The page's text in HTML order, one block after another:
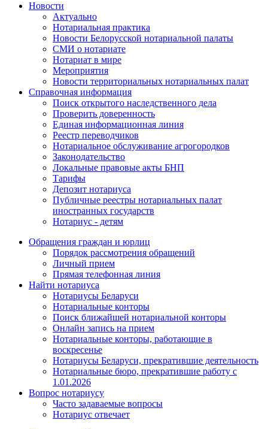
Новости
Актуально
Нотариальная практика
Новости Белорусской нотариальной палаты
СМИ о нотариате
Нотариат в мире
Мероприятия
Новости территориальных нотариальных палат
Справочная информация
Поиск открытого наследственного дела
Проверить доверенность
Единая информационная линия
Реестр переводчиков
Нотариальное обслуживание агрогородков
Законодательство
Локальные правовые акты БНП
Тарифы
Депозит нотариуса
Публичные реестры нотариальных палат
иностранных государств
Нотариус - детям
Обращения граждан и юрлиц
Порядок рассмотрения обращений
Личный прием
Прямая телефонная линия
Найти нотариуса
Нотариусы Беларуси
Нотариальные конторы
Поиск ближайшей нотариальной конторы
Онлайн запись на прием
Нотариальные конторы, работающие в
воскресенье
Нотариусы Беларуси, прекратившие деятельность
Нотариальные бюро, прекратившие работу с
1.01.2026
Вопрос нотариусу
Часто задаваемые вопросы
Нотариус отвечает